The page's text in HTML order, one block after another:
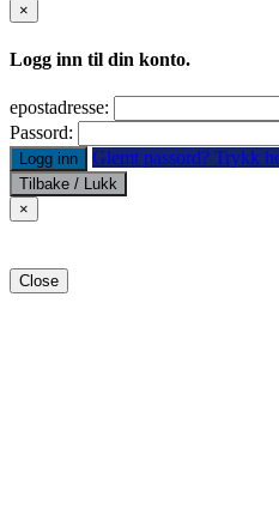
×
Logg inn til din konto.
epostadresse:
Passord:
Logg inn Glemt passord? Trykk
Tilbake / Lukk
×
Close